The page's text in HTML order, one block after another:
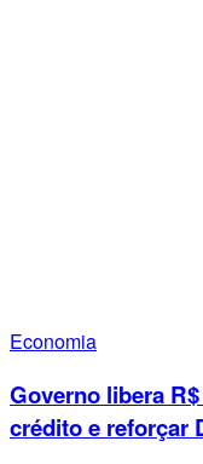
Economia
Governo libera
crédito e reforçar